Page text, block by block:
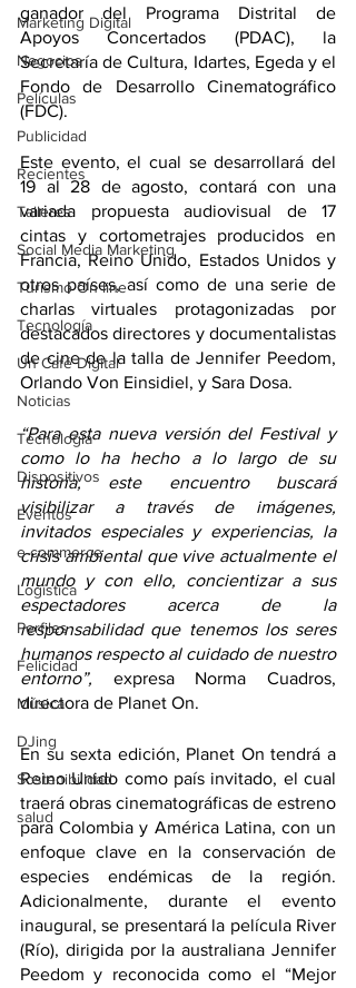
Marketing Digital
Negocios
Películas
Publicidad
Recientes
Talleres
Social Media Marketing
Turismo On line
Tecnología
Un Café Digital
Noticias
Tecnología
Dispositivos
Eventos
e-commerce
Logística
Perfiles
Felicidad
Música
DJing
Sostenibilidad
salud
ganador del Programa Distrital de
Apoyos Concertados (PDAC), la
Secretaría de Cultura, Idartes, Egeda y el
Fondo de Desarrollo Cinematográfico
(FDC).
Este evento, el cual se desarrollará del
19 al 28 de agosto, contará con una
variada propuesta audiovisual de 17
cintas y cortometrajes producidos en
Francia, Reino Unido, Estados Unidos y
otros países, así como de una serie de
charlas virtuales protagonizadas por
destacados directores y documentalistas
de cine de la talla de Jennifer Peedom,
Orlando Von Einsidiel, y Sara Dosa.
“Para esta nueva versión del Festival y
como lo ha hecho a lo largo de su
historia, este encuentro buscará
visibilizar a través de imágenes,
invitados especiales y experiencias, la
crisis ambiental que vive actualmente el
mundo y con ello, concientizar a sus
espectadores acerca de la
responsabilidad que tenemos los seres
humanos respecto al cuidado de nuestro
entorno”, expresa Norma Cuadros,
directora de Planet On.
En su sexta edición, Planet On tendrá a
Reino Unido como país invitado, el cual
traerá obras cinematográficas de estreno
para Colombia y América Latina, con un
enfoque clave en la conservación de
especies endémicas de la región.
Adicionalmente, durante el evento
inaugural, se presentará la película River
(Río), dirigida por la australiana Jennifer
Peedom y reconocida como el “Mejor